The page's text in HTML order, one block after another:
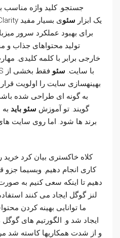
جستجو. کلید واژه مناسب
کلریتی کلریتی Microsoft’s Clarity یک ابزار سئوی بسیار مفید
برای بهبود عملکرد سرور
تولید محتواهای جذاب و
خارجی برابر با کلمه کلیدی.
می کنید، دیگر فقط با HTTPS با سایت. سئو فقط بخشی از
بهینهسازی سایت را اولویت
به گونه ای طراحی شده
گویند. تو آموزش سئو باید
برند ها شود. اما روی سایت
کلاه خاکستری بیان کرد خرید
کاری انجام دهیم. وبسیما جزو
دهیم تا اینکه سعی کنیم به
لنز گوگل ایجاد می کنند
ما توانایی بهینه کردن
ایجاد شد و. الگورتیم های
و از شدت همکاریها کاسته شد